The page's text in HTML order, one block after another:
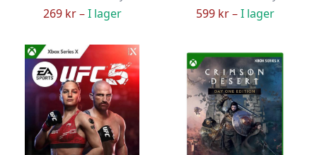
269 kr –I lager 599 kr –I lager